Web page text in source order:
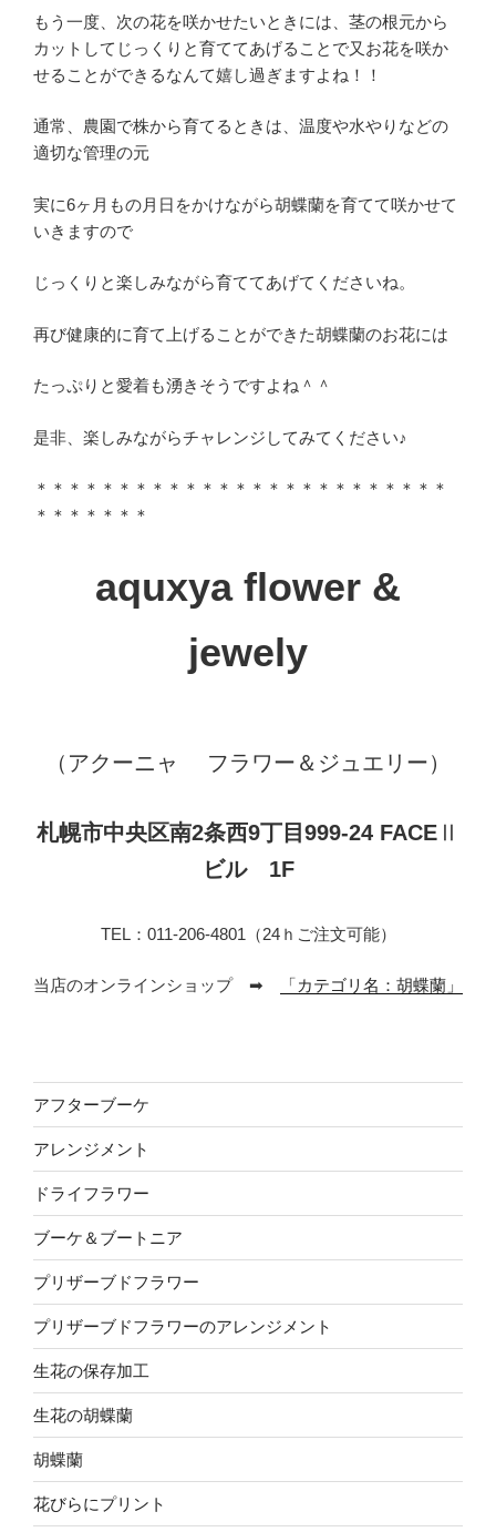
もう一度、次の花を咲かせたいときには、茎の根元から
カットしてじっくりと育ててあげることで又お花を咲か
せることができるなんて嬉し過ぎますよね！！
通常、農園で株から育てるときは、温度や水やりなどの
適切な管理の元
実に6ヶ月もの月日をかけながら胡蝶蘭を育てて咲かせて
いきますので
じっくりと楽しみながら育ててあげてくださいね。
再び健康的に育て上げることができた胡蝶蘭のお花には
たっぷりと愛着も湧きそうですよね＾＾
是非、楽しみながらチャレンジしてみてください♪
＊＊＊＊＊＊＊＊＊＊＊＊＊＊＊＊＊＊＊＊＊＊＊＊＊
＊＊＊＊＊＊＊
aquxya flower &
jewely
（アクーニャ フラワー＆ジュエリー）
札幌市中央区南2条西9丁目999-24 FACE Ⅱ
ビル 1F
TEL：011-206-4801（24ｈご注文可能）
当店のオンラインショップ ➡ 「カテゴリ名：胡蝶蘭」
アフターブーケ
アレンジメント
ドライフラワー
ブーケ＆ブートニア
プリザーブドフラワー
プリザーブドフラワーのアレンジメント
生花の保存加工
生花の胡蝶蘭
胡蝶蘭
花びらにプリント